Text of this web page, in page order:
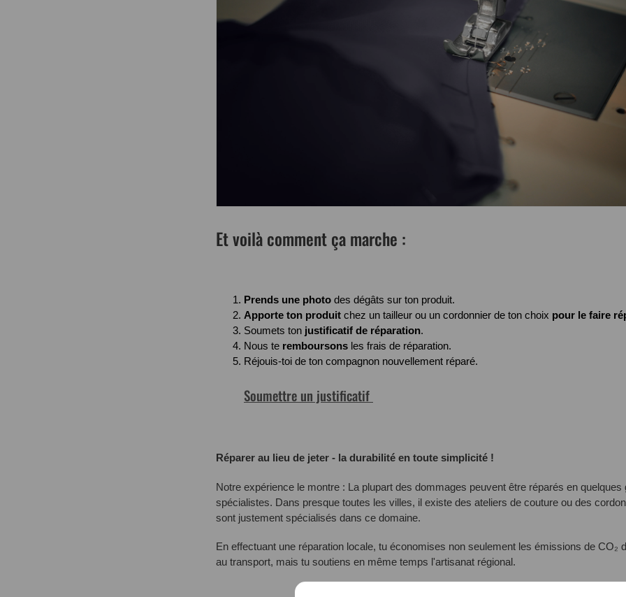
Et voilà comment ça marche :
Prends une photo des dégâts sur ton produit.
Apporte ton produit chez un tailleur ou un cordonnier de ton choix pour le faire
Soumets ton justificatif de réparation.
Nous te remboursons les frais de réparation.
Réjouis-toi de ton compagnon nouvellement réparé.
Soumettre un justificatif
Réparer au lieu de jeter - la durabilité en toute simplicité !
Notre expérience le montre : La plupart des dommages peuvent être réparés en quelques
spécialistes. Dans presque toutes les villes, il existe des ateliers de couture ou des
sont justement spécialisés dans ce domaine.
En effectuant une réparation locale, tu économises non seulement les émissions de CO₂
au transport, mais tu soutiens en même temps l'artisanat régional.